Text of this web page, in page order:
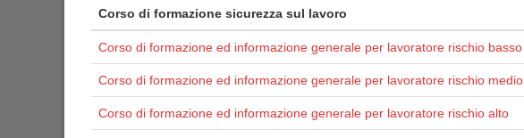
Corso di formazione sicurezza sul lavoro
Corso di formazione ed informazione generale per lavoratore rischio basso
Corso di formazione ed informazione generale per lavoratore rischio medio
Corso di formazione ed informazione generale per lavoratore rischio alto